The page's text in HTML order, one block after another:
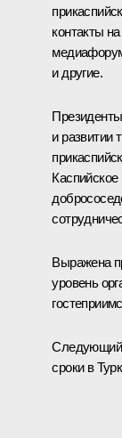
контакты
и другие.
и развитии
Выражена
уровень
Следующий
сроки в